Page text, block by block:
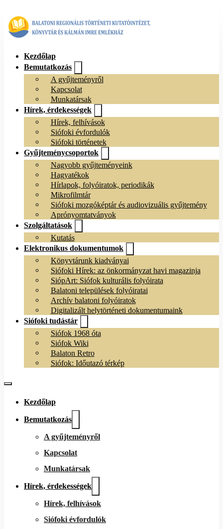
Kezdőlap
Bemutatkozás
A gyűjteményről
Kapcsolat
Munkatársak
Hírek, érdekességek
Hírek, felhívások
Siófoki évfordulók
Siófoki történetek
Gyűjteménycsoportok
Nagyobb gyűjteményeink
Hagyatékok
Hírlapok, folyóiratok, periodikák
Mikrofilmtár
Siófoki mozgóképtár és audiovizuális gyűjtemény
Aprónyomtatványok
Szolgáltatások
Kutatás
Elektronikus dokumentumok
Könyvtárunk kiadványai
Siófoki Hírek: az önkormányzat havi magazinja
SiópArt: Siófok kulturális folyóirata
Balatoni települések folyóiratai
Archív balatoni folyóiratok
Digitalizált helytörténeti dokumentumaink
Siófoki tudástár
Siófok 1968 óta
Siófok Wiki
Balaton Retro
Siófok: Időutazó térkép
Kezdőlap
Bemutatkozás
A gyűjteményről
Kapcsolat
Munkatársak
Hírek, érdekességek
Hírek, felhívások
Siófoki évfordulók